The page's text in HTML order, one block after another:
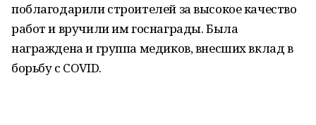
поблагодарили строителей за высокое качество
работ и вручили им госнаграды. Была
награждена и группа медиков, внесших вклад в
борьбу с COVID.